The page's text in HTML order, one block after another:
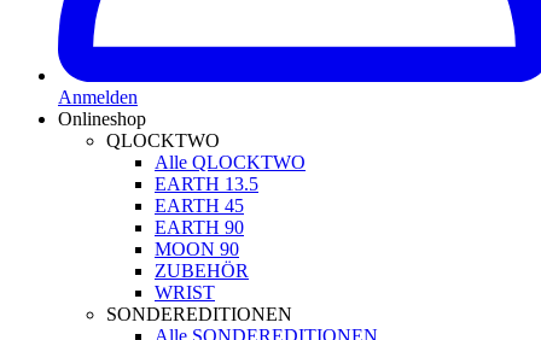
Anmelden
Onlineshop
QLOCKTWO
Alle QLOCKTWO
EARTH 13.5
EARTH 45
EARTH 90
MOON 90
ZUBEHÖR
WRIST
SONDEREDITIONEN
Alle SONDEREDITIONEN